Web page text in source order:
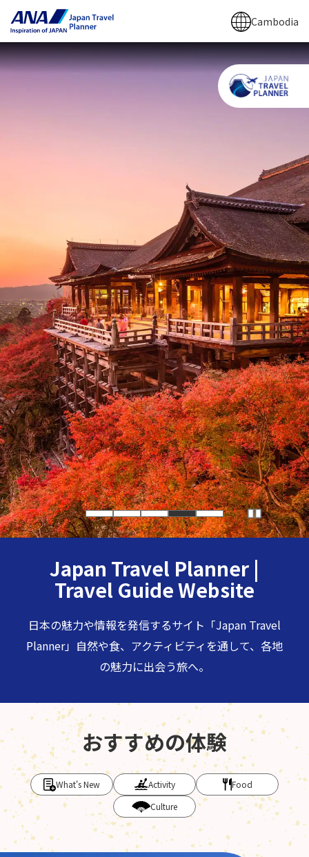
Cambodia
Japan Travel Planner |
Travel Guide Website
日本の魅力や情報を発信するサイト「Japan Travel
Planner」 自然や食、アクティビティを通して、各地
の魅力に出会う旅へ。
おすすめの体験
What's New Activity
Food
Culture